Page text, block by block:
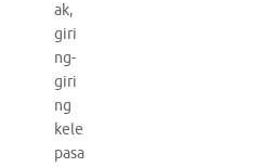
ak,
giri
ng-
giri
ng
kele
pasa